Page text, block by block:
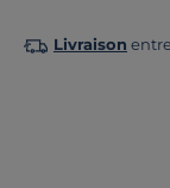
Livraison